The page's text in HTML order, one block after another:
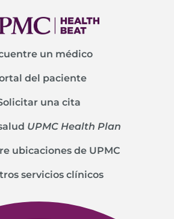
un médico
del paciente
una cita
UPMC Health Plan
ubicaciones de UPMC
servicios clínicos